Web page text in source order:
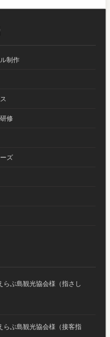
制作
修
ズ
らぶ島観光協会様（指さし
らぶ島観光協会様（接客指